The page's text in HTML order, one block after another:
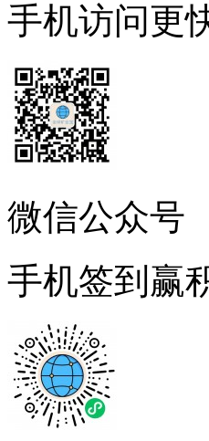
手机访问更
微信公众号
手机签到赢